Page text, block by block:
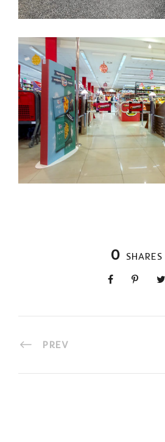
0 SHARES
PREV